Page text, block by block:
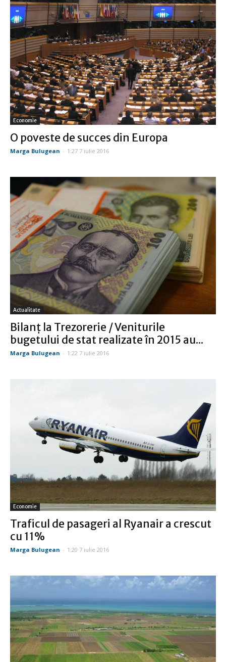
Economie
O poveste de succes din Europa
Marga Bulugean - 1:27 7 iulie 2016
Actualitate
Bilanţ la Trezorerie / Veniturile
bugetului de stat realizate în 2015 au...
Marga Bulugean - 1:22 7 iulie 2016
Economie
Traficul de pasageri al Ryanair a crescut
cu 11%
Marga Bulugean - 1:20 7 iulie 2016